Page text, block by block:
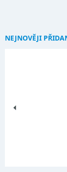
NEJNOVĚJI